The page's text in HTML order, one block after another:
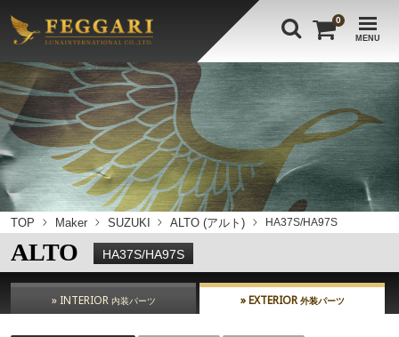
MENU
0
TOP Maker SUZUKI ALTO (アルト) HA37S/HA97S
ALTO HA37S/HA97S
» INTERIOR 内装パーツ » EXTERIOR 外装パーツ